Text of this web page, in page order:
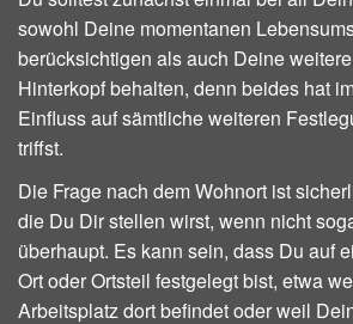
sowohl Deine momentanen
berücksichtigen als auch Deine
Hinterkopf behalten, denn beides hat
Einfluss auf sämtliche weiteren
triffst.
Die Frage nach dem Wohnort ist
die Du Dir stellen wirst, wenn nicht
überhaupt. Es kann sein, dass Du auf
Ort oder Ortsteil festgelegt bist, etwa
Arbeitsplatz dort befindet oder weil